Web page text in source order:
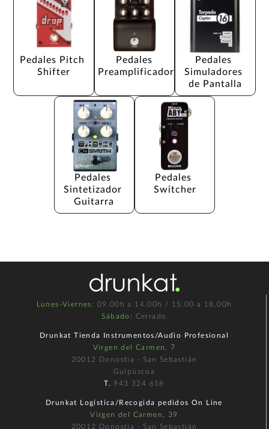
Pedales Pitch
Shifter
Pedales
Preamplificador
Pedales
Simuladores
de Pantalla
Pedales
Sintetizador
Guitarra
Pedales
Switcher
Lunes-Viernes : 09.00h a 14.00h / 15.00 a 18.00h
Sábado : Cerrado
Drunkat Tienda Instrumentos/Audio Profesional
Virgen del Carmen, 7
20012 Donostia - San Sebastián
Guipúzcoa
T. 943 324 618
Drunkat Logística/Recogida pedidos On Line
Virgen del Carmen, 39
20012 Donostia - San Sebastián